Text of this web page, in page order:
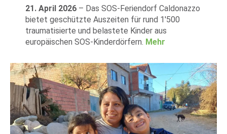
21. April 2026 – Das SOS-Feriendorf Caldonazzo
bietet geschützte Auszeiten für rund 1'500
traumatisierte und belastete Kinder aus
europäischen SOS-Kinderdörfern. Mehr